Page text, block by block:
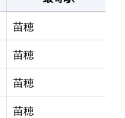
苗穂
苗穂
苗穂
苗穂